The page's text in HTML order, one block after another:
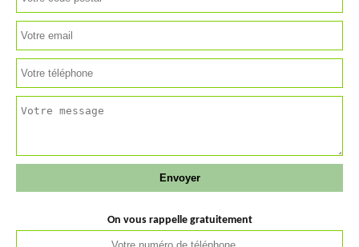
On vous rappelle gratuitement